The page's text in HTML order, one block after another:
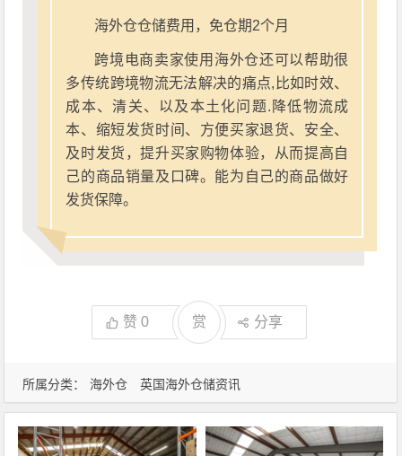
所属分类： 海外仓 英国海外仓储资讯
海外仓仓储费用，免仓期2个月
跨境电商卖家使用海外仓还可以帮助很
多传统跨境物流无法解决的痛点,比如时效、
成本、清关、以及本土化问题.降低物流成
本、缩短发货时间、方便买家退货、安全、
及时发货，提升买家购物体验，从而提高自
己的商品销量及口碑。能为自己的商品做好
发货保障。
赞0 赏 分享